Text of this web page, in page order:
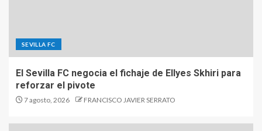
SEVILLA FC
El Sevilla FC negocia el fichaje de Ellyes Skhiri para
reforzar el pivote
7 agosto, 2026 FRANCISCO JAVIER SERRATO